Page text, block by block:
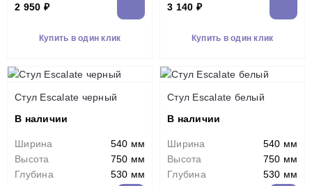
2 950 ₽
Купить в один клик
3 140 ₽
Купить в один клик
Стул Escalate черный
В наличии
Ширина
540 мм
Высота
750 мм
Глубина
530 мм
Стул Escalate белый
В наличии
Ширина
540 мм
Высота
750 мм
Глубина
530 мм